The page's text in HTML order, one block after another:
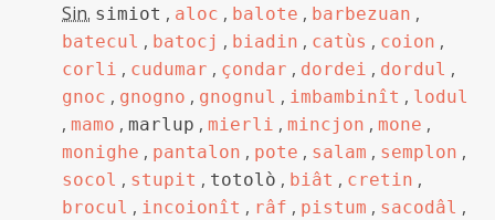
Sin. simiot , aloc , balote , barbezuan ,
batecul , batocj , biadin , catùs , coion ,
corli , cudumar , çondar , dordei , dordul ,
gnoc , gnogno , gnognul , imbambinît , lodul
, mamo , marlup , mierli , mincjon , mone ,
monighe , pantalon , pote , salam , semplon ,
socol , stupit , totolò , biât , cretin ,
brocul , incoionît , râf , pistum , sacodâl ,